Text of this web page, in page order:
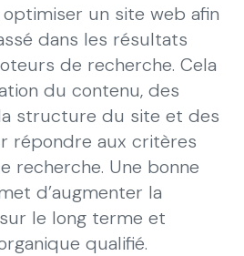
optimiser un site web afin
dans les résultats
de recherche. Cela
du contenu, des
structure du site et des
répondre aux critères
recherche. Une bonne
d’augmenter la
le long terme et
qualifié.